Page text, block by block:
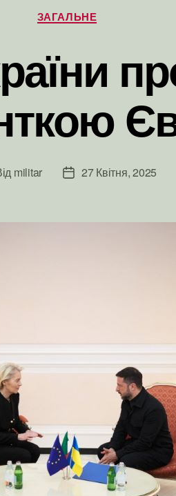
Категорії
ЗАГАЛЬНЕ
militar
Дата27 Квітня, 2025